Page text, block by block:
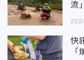
流
快